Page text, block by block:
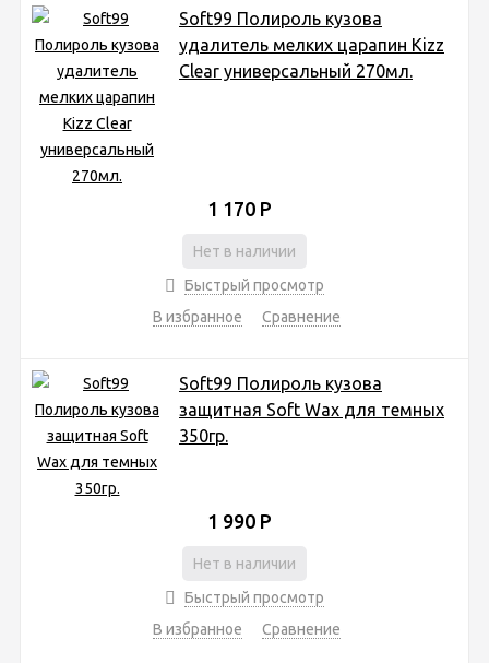
Soft99 Полироль кузова
удалитель мелких царапин Kizz
Clear универсальный 270мл.
1 170 Р
Нет в наличии
Быстрый просмотр
В избранное
Сравнение
Soft99 Полироль кузова
защитная Soft Wax для темных
350гр.
1 990 Р
Нет в наличии
Быстрый просмотр
В избранное
Сравнение